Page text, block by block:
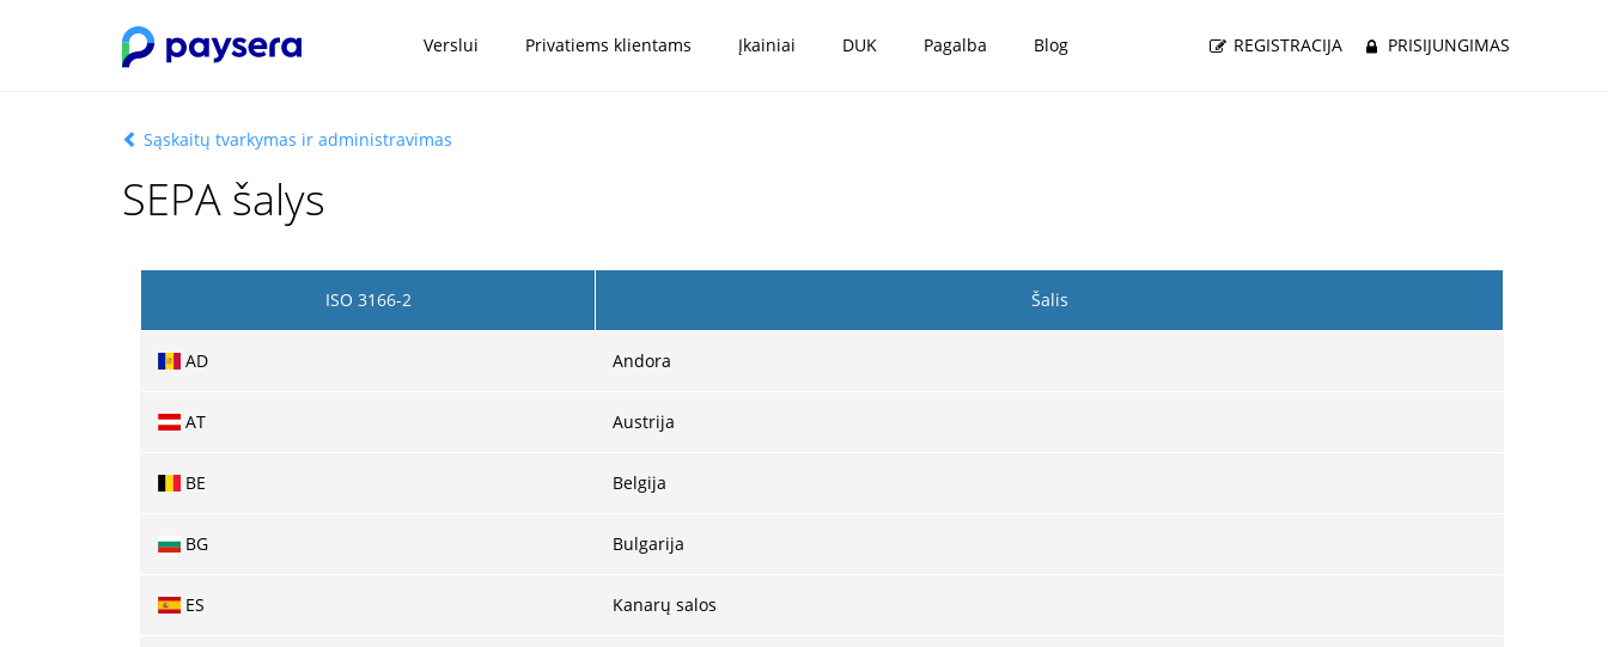
Verslui Privatiems klientams Įkainiai DUK Pagalba Blog REGISTRACIJA PRISIJUNGIMAS
Sąskaitų tvarkymas ir administravimas
SEPA šalys
ISO 3166-2 Šalis
AD Andora
AT Austrija
BE Belgija
BG Bulgarija
ES Kanarų salos